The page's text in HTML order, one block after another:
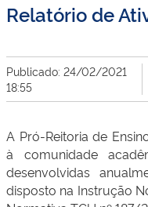
Relatório de
Publicado: 24/02/2021
18:55
A Pró-Reitoria de
à comunidade
desenvolvidas
disposto na Instrução